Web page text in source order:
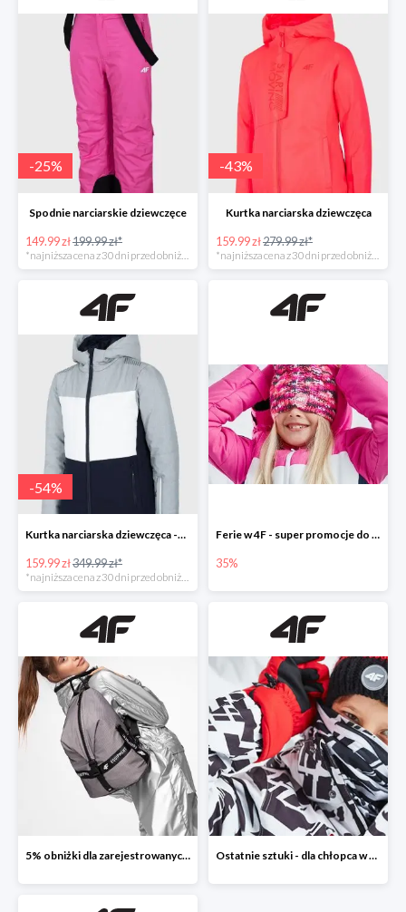
-25%
Spodnie narciarskie dziewczęce
149.99 zł199.99 zł*
*najniższa cena z 30 dni przed obniżką
-43%
Kurtka narciarska dziewczęca
159.99 zł279.99 zł*
*najniższa cena z 30 dni przed obniżką
-54%
Kurtka narciarska dziewczęca -54%
159.99 zł349.99 zł*
Ferie w 4F - super promocje do -35%
35%
5% obniżki dla zarejestrowanych klientów Ostatnie sztuki - dla chłopca w 4F